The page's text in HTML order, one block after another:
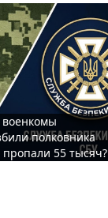
полковника
55 тысяч?